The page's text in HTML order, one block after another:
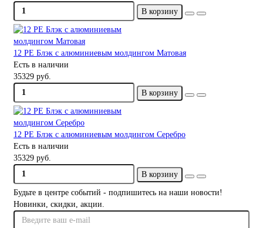
В корзину
12 PE Блэк с алюминиевым молдингом Матовая
Есть в наличии
35329 руб.
В корзину
12 PE Блэк с алюминиевым молдингом Серебро
Есть в наличии
35329 руб.
В корзину
Будьте в центре событий - подпишитесь на наши новости!
Новинки, скидки, акции.